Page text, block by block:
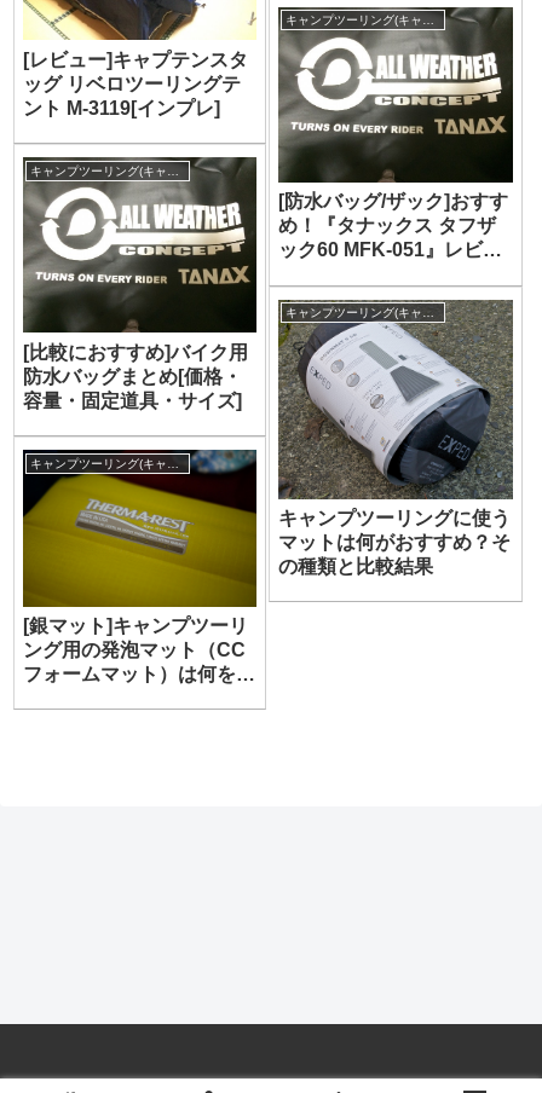
[レビュー]キャプテンスタ
ッグ リベロツーリングテ
ント M-3119[インプレ]
[防水バッグ/ザック]おすす
め！『タナックス タフザ
ック60 MFK-051』レビュ
グ]
[比較におすすめ]バイク用
防水バッグまとめ[価格・
容量・固定道具・サイズ]
キャンプツーリングに使う
マットは何がおすすめ？そ
の種類と比較結果
[銀マット]キャンプツーリ
ング用の発泡マット（CC
フォームマット）は何を買